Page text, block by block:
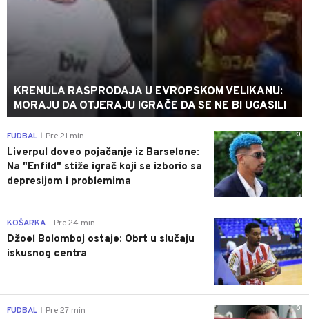
KRENULA RASPRODAJA U EVROPSKOM VELIKANU:
MORAJU DA OTJERAJU IGRAČE DA SE NE BI UGASILI
0
FUDBAL Pre 21 min
Liverpul doveo pojačanje iz Barselone:
Na "Enfild" stiže igrač koji se izborio sa
depresijom i problemima
0
KOŠARKA Pre 24 min
Džoel Bolomboj ostaje: Obrt u slučaju
iskusnog centra
0
FUDBAL Pre 27 min